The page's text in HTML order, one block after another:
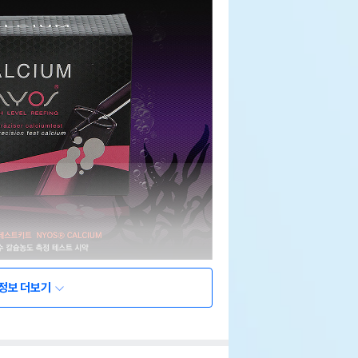
보 더보기